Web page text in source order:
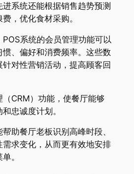
系统还能根据销售趋势预测
费，优化食材采购。
系统的会员管理功能可以
、偏好和消费频率。这些数
对性营销活动，提高顾客回
CRM）功能，使餐厅能够
忠诚度计划。
助餐厅老板识别高峰时段、
求变化，从而更有效地安排
单。